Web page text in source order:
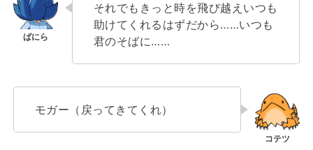
それでもきっと時を飛び越えいつも
助けてくれるはずだから……いつも
君のそばに……
モガー（戻ってきてくれ）